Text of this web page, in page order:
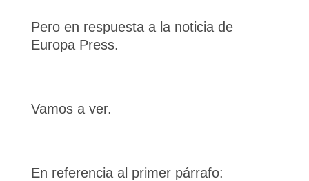
Pero en respuesta a la noticia de
Europa Press.
Vamos a ver.
En referencia al primer párrafo: